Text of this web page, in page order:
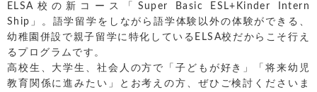
ELSA校の新コース「Super Basic ESL+Kinder Intern
Ship」。語学留学をしながら語学体験以外の体験ができる、
幼稚園併設で親子留学に特化しているELSA校だからこそ行え
るプログラムです。
高校生、大学生、社会人の方で「子どもが好き」「将来幼児
教育関係に進みたい」とお考えの方、ぜひご検討くださいま